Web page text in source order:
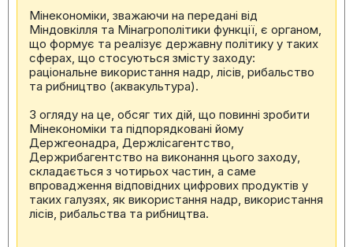
Мінекономіки, зважаючи на передані від
Міндовкілля та Мінагрополітики функції, є органом,
що формує та реалізує державну політику у таких
сферах, що стосуються змісту заходу:
раціональне використання надр, лісів, рибальство
та рибництво (аквакультура).
З огляду на це, обсяг тих дій, що повинні зробити
Мінекономіки та підпорядковані йому
Держгеонадра, Держлісагентство,
Держрибагентство на виконання цього заходу,
складається з чотирьох частин, а саме
впровадження відповідних цифрових продуктів у
таких галузях, як використання надр, використання
лісів, рибальства та рибництва.